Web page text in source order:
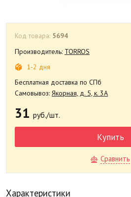
Код товара: 5694
Производитель: TORROS
1-2 дня
Бесплатная доставка по СПб
Самовывоз: Якорная, д. 5, к. 3А
31 руб./шт.
Купить
Сравнить
Характеристики